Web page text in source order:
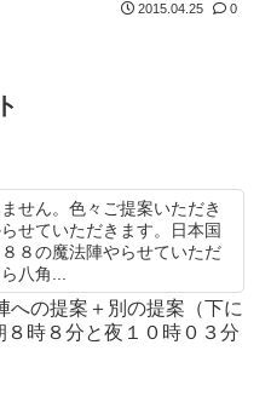
2015.04.25 0
せん。色々ご提案いただき
せていただきます。日本国
８の魔法陣やらせていただ
八角...
への提案＋別の提案（下に
時８分と夜１０時０３分